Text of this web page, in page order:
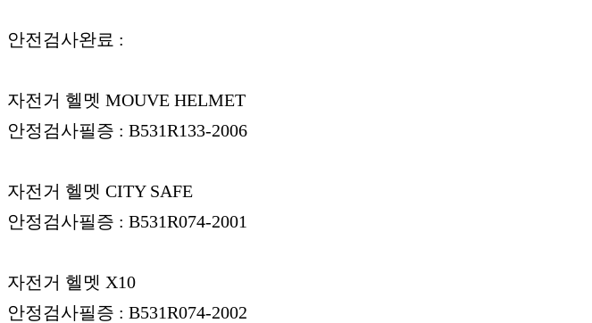
안전검사완료 :
자전거 헬멧 MOUVE HELMET
안정검사필증 : B531R133-2006
자전거 헬멧 CITY SAFE
안정검사필증 : B531R074-2001
자전거 헬멧 X10
안정검사필증 : B531R074-2002